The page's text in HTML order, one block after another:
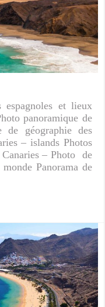
et lieux
panoramique de
de géographie des
– islands Photos
Canaries – Photo de
Panorama de